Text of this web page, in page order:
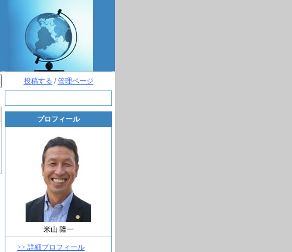
投稿する /管理ページ
プロフィール
米山 隆一
>> 詳細プロフィール